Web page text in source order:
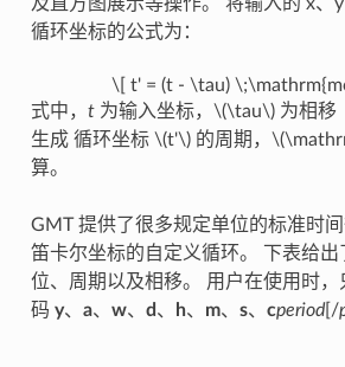
及直方图展示等操作。 将输入的 x、
循环坐标的公式为：
\[ t' = (t - \tau)
式中， t为输入坐标， \(\tau\)为相移
生成 循环坐标 \(t'\)的周期，
算。
GMT 提供了很多规定单位的标准时
笛卡尔坐标的自定义循环。 下表给
位、周期以及相移。 用户在使用时
码 y、 a、 w、 d、 h、 m、 s、 cperiod[/